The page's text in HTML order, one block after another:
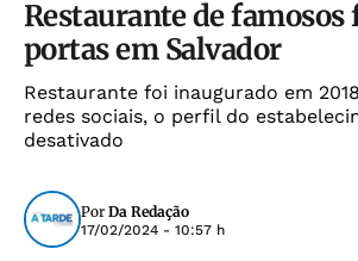
Restaurante de famosos
portas em Salvador
Restaurante foi inaugurado em
redes sociais, o perfil do
desativado
Por Da Redação
17/02/2024 - 10:57 h